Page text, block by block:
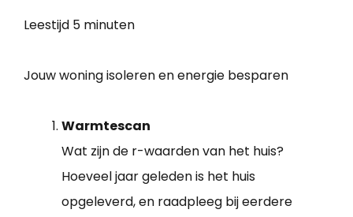
Leestijd 5 minuten
Jouw woning isoleren en energie besparen
Warmtescan
Wat zijn de r-waarden van het huis?
Hoeveel jaar geleden is het huis
opgeleverd, en raadpleeg bij eerdere